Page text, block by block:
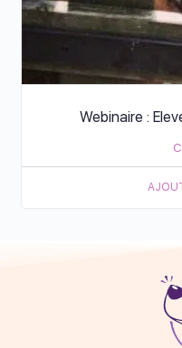
Webinaire :